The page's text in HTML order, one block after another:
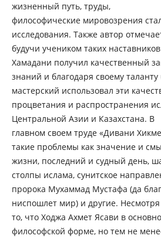
жизненный путь, труды,
философические мировозрения
исследования. Также автор
будучи учеником таких
Хамадани получил качественный
знаний и благодаря своему таланту
мастерский использовал эти
процветания и распространения
Центральной Азии и Казахстана. В
главном своем труде «Дивани
такие проблемы как значение и
жизни, последний и судный день,
столпы ислама, сунитское
пророка Мухаммад Мустафа (да
ниспошлет мир) и другие.
то, что Ходжа Ахмет Ясави в
философской форме, но тем не